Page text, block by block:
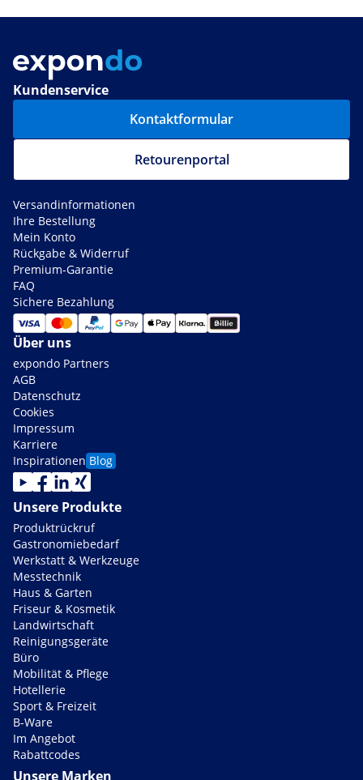
Kundenservice
Kontaktformular
Retourenportal
Versandinformationen
Ihre Bestellung
Mein Konto
Rückgabe & Widerruf
Premium-Garantie
FAQ
Sichere Bezahlung
Über uns
expondo Partners
AGB
Datenschutz
Cookies
Impressum
Karriere
Inspirationen Blog
Unsere Produkte
Produktrückruf
Gastronomiebedarf
Werkstatt & Werkzeuge
Messtechnik
Haus & Garten
Friseur & Kosmetik
Landwirtschaft
Reinigungsgeräte
Büro
Mobilität & Pflege
Hotellerie
Sport & Freizeit
B-Ware
Im Angebot
Rabattcodes
Unsere Marken